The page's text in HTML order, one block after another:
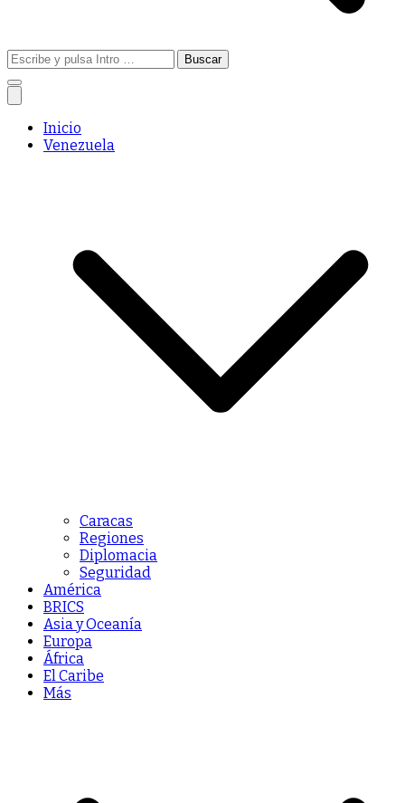
Buscar:
Inicio
Venezuela
Caracas
Regiones
Diplomacia
Seguridad
América
BRICS
Asia y Oceanía
Europa
África
El Caribe
Más